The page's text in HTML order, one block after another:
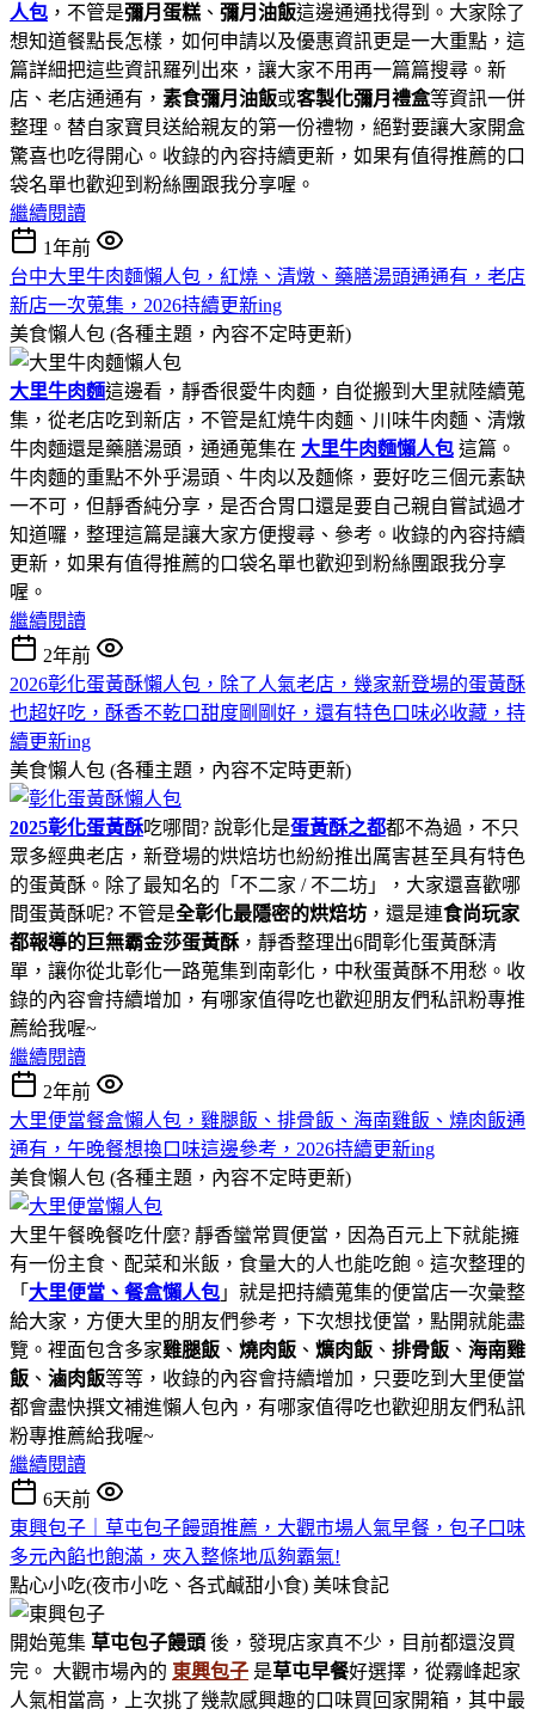
人包 ，不管是彌月蛋糕 、 彌月油飯這邊通通找得到。大家除了
想知道餐點長怎樣，如何申請以及優惠資訊更是一大重點，這
篇詳細把這些資訊羅列出來，讓大家不用再一篇篇搜尋。新
店、老店通通有， 素食彌月油飯或客製化彌月禮盒等資訊一併
整理。替自家寶貝送給親友的第一份禮物，絕對要讓大家開盒
驚喜也吃得開心。收錄的內容持續更新，如果有值得推薦的口
袋名單也歡迎到粉絲團跟我分享喔。
繼續閱讀
1年前
台中大里牛肉麵懶人包，紅燒、清燉、藥膳湯頭通通有，老店
新店一次蒐集，2026持續更新ing
美食懶人包 (各種主題，內容不定時更新)
大里牛肉麵這邊看，靜香很愛牛肉麵，自從搬到大里就陸續蒐
集，從老店吃到新店，不管是紅燒牛肉麵、川味牛肉麵、清燉
牛肉麵還是藥膳湯頭，通通蒐集在 大里牛肉麵懶人包 這篇。
牛肉麵的重點不外乎湯頭、牛肉以及麵條，要好吃三個元素缺
一不可，但靜香純分享，是否合胃口還是要自己親自嘗試過才
知道囉，整理這篇是讓大家方便搜尋、參考。收錄的內容持續
更新，如果有值得推薦的口袋名單也歡迎到粉絲團跟我分享
喔。
繼續閱讀
2年前
2026彰化蛋黃酥懶人包，除了人氣老店，幾家新登場的蛋黃酥
也超好吃，酥香不乾口甜度剛剛好，還有特色口味必收藏，持
續更新ing
美食懶人包 (各種主題，內容不定時更新)
2025彰化蛋黃酥吃哪間? 說彰化是蛋黃酥之都都不為過，不只
眾多經典老店，新登場的烘焙坊也紛紛推出厲害甚至具有特色
的蛋黃酥。除了最知名的「不二家 / 不二坊」，大家還喜歡哪
間蛋黃酥呢? 不管是全彰化最隱密的烘焙坊 ，還是連食尚玩家
都報導的巨無霸金莎蛋黃酥，靜香整理出6間彰化蛋黃酥清
單，讓你從北彰化一路蒐集到南彰化，中秋蛋黃酥不用愁。收
錄的內容會持續增加，有哪家值得吃也歡迎朋友們私訊粉專推
薦給我喔~
繼續閱讀
2年前
大里便當餐盒懶人包，雞腿飯、排骨飯、海南雞飯、燒肉飯通
通有，午晚餐想換口味這邊參考，2026持續更新ing
美食懶人包 (各種主題，內容不定時更新)
大里午餐晚餐吃什麼? 靜香蠻常買便當，因為百元上下就能擁
有一份主食、配菜和米飯，食量大的人也能吃飽。這次整理的
「 大里便當、餐盒懶人包 」就是把持續蒐集的便當店一次彙整
給大家，方便大里的朋友們參考，下次想找便當，點開就能盡
覽。裡面包含多家雞腿飯 、 燒肉飯 、 爌肉飯 、 排骨飯 、 海南雞
飯 、 滷肉飯等等，收錄的內容會持續增加，只要吃到大里便當
都會盡快撰文補進懶人包內，有哪家值得吃也歡迎朋友們私訊
粉專推薦給我喔~
繼續閱讀
6天前
東興包子｜草屯包子饅頭推薦，大觀市場人氣早餐，包子口味
多元內餡也飽滿，夾入整條地瓜夠霸氣!
點心小吃(夜市小吃、各式鹹甜小食) 美味食記
開始蒐集 草屯包子饅頭 後，發現店家真不少，目前都還沒買
完。 大觀市場內的 東興包子 是草屯早餐好選擇，從霧峰起家
人氣相當高，上次挑了幾款感興趣的口味買回家開箱，其中最